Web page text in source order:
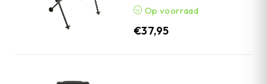
Op voorraad
€37,95